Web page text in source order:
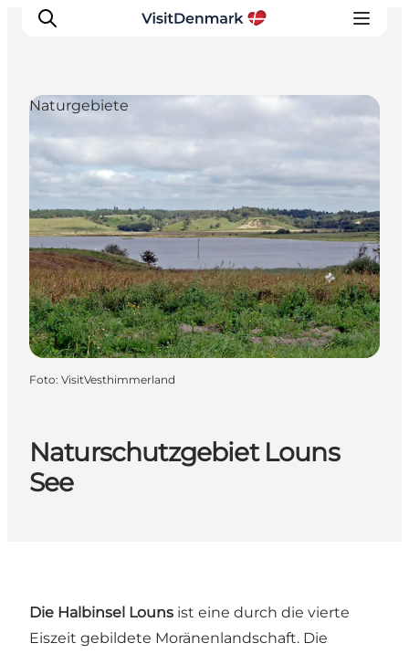
Inspiration
Regionen
Erlebnisse
Unterkünfte
Reiseplanung
Naturschutzgebiet Louns
See
Naturgebiete
Foto: VisitVesthimmerland
Die Halbinsel Louns ist eine durch die vierte
Eiszeit gebildete Moränenlandschaft. Die